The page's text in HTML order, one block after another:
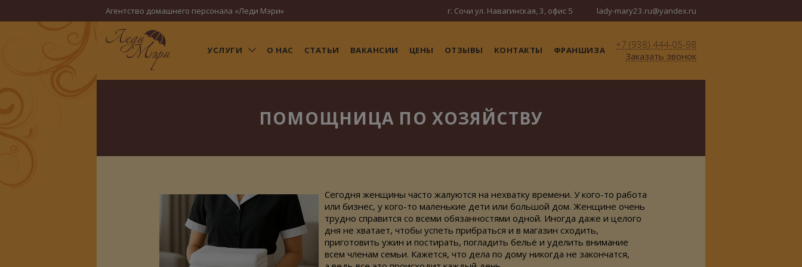
Агентство домашнего персонала «Леди Мэри» г. Сочи ул. Навагинская, 3, офис 5 lady-mary23.ru@yandex.ru
УСЛУГИ О НАС СТАТЬИ ВАКАНСИИ ЦЕНЫ ОТЗЫВЫ КОНТАКТЫ ФРАНШИЗА
+7 (938) 444-05-98
Заказать звонок
ПОМОЩНИЦА ПО ХОЗЯЙСТВУ
Сегодня женщины часто жалуются на нехватку времени. Укого-то работа
или бизнес, у кого-то маленькие дети или большой дом. Женщине очень
трудно справится со всеми обязанностями одной. Иногда даже и целого
дня не хватает, чтобы успеть прибраться и в магазин сходить,
приготовить ужин и постирать, погладить бельё и уделить внимание
всем членам семьи. Кажется, что дела по дому никогда не закончатся,